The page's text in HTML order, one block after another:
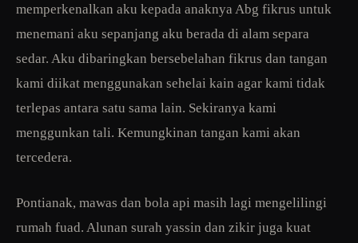
memperkenalkan aku kepada anaknya Abg fikrus untuk
menemani aku sepanjang aku berada di alam separa
sedar. Aku dibaringkan bersebelahan fikrus dan tangan
kami diikat menggunakan sehelai kain agar kami tidak
terlepas antara satu sama lain. Sekiranya kami
menggunkan tali. Kemungkinan tangan kami akan
tercedera.
Pontianak, mawas dan bola api masih lagi mengelilingi
rumah fuad. Alunan surah yassin dan zikir juga kuat